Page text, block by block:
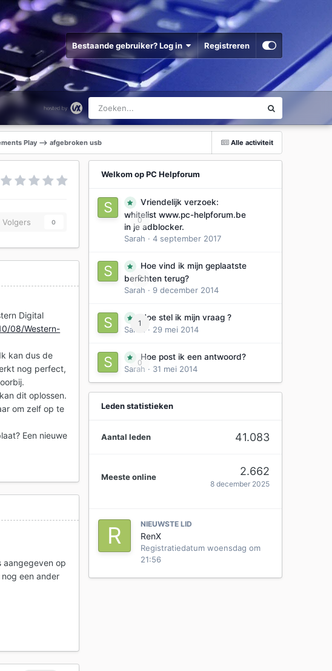
Bestaande gebruiker? Log in Registreren
Alle activiteit
Play --> afgebroken usb
Volgers 0
Digital
08/Western-
kan dus de
nog perfect,
dit oplossen.
om zelf op te
Een nieuwe
aangegeven op
een ander
Welkom op PC Helpforum
0
Vriendelijk verzoek:
whitelist www.pc-helpforum.be
in je adblocker.
Sarah · 4 september 2017
0
Hoe vind ik mijn geplaatste
berichten terug?
Sarah · 9 december 2014
1
Hoe stel ik mijn vraag ?
Sarah
· 29 mei 2014
0
Hoe post ik een antwoord?
Sarah · 31 mei 2014
Leden statistieken
Aantal leden 41.083
Meeste online 2.662
8 december 2025
NIEUWSTE LID
RenX
Registratiedatum woensdag om
21:56